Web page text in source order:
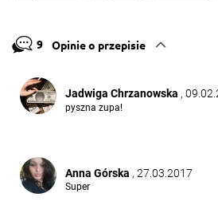
9 Opinie o przepisie
Jadwiga Chrzanowska ,
pyszna zupa!
Anna Górska , 27.03.2017
Super